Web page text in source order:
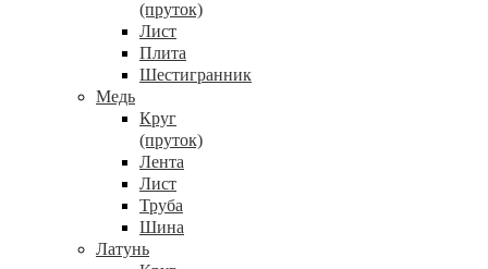
(пруток)
Лист
Плита
Шестигранник
Медь
Круг
(пруток)
Лента
Лист
Труба
Шина
Латунь